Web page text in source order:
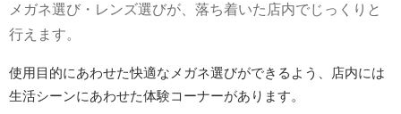
メガネ選び・レンズ選びが、落ち着いた店内でじっくりと
行えます。
使用目的にあわせた快適なメガネ選びができるよう、店内には
生活シーンにあわせた体験コーナーがあります。